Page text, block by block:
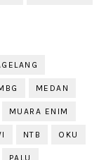
MEDAN
MUARA ENIM
NTB OKU